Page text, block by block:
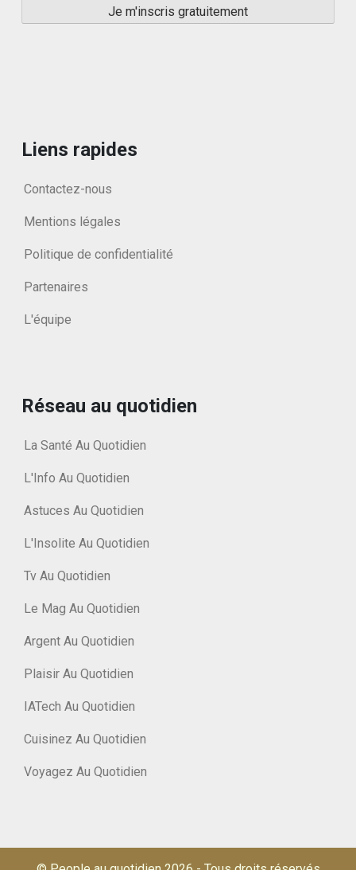
Liens rapides
Contactez-nous
Mentions légales
Politique de confidentialité
Partenaires
L'équipe
Réseau au quotidien
La Santé Au Quotidien
L'Info Au Quotidien
Astuces Au Quotidien
L'Insolite Au Quotidien
Tv Au Quotidien
Le Mag Au Quotidien
Argent Au Quotidien
Plaisir Au Quotidien
IATech Au Quotidien
Cuisinez Au Quotidien
Voyagez Au Quotidien